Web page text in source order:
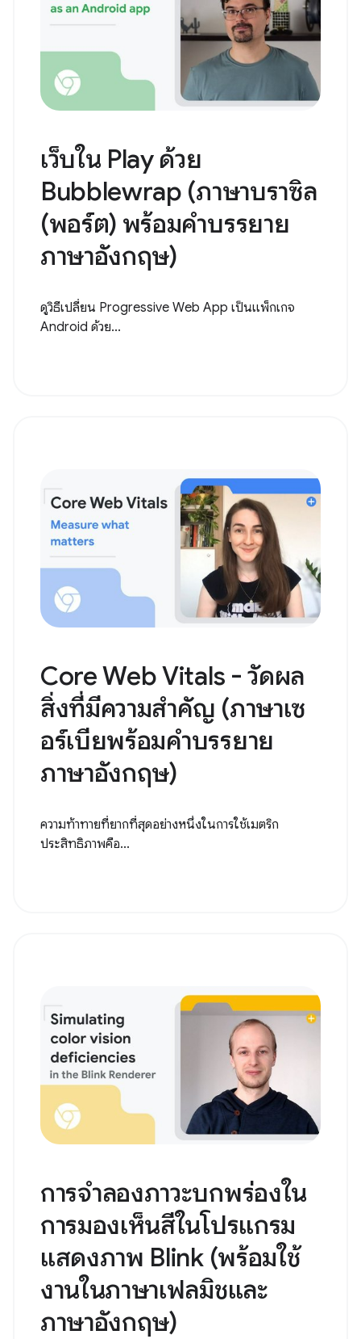
เว็บใน Play ด้วย
Bubblewrap (ภาษาบราซิล
(พอร์ต) พร้อมคำบรรยาย
ภาษาอังกฤษ)
ดูวิธีเปลี่ยน Progressive Web App เป็นแพ็กเกจ
Android ด้วย...
Core Web Vitals - วัดผล
สิ่งที่มีความสำคัญ (ภาษาเซ
อร์เบียพร้อมคำบรรยาย
ภาษาอังกฤษ)
ความท้าทายที่ยากที่สุดอย่างหนึ่งในการใช้เมตริก
ประสิทธิภาพคือ...
การจำลองภาวะบกพร่องใน
การมองเห็นสีในโปรแกรม
แสดงภาพ Blink (พร้อมใช้
งานในภาษาเฟลมิชและ
ภาษาอังกฤษ)